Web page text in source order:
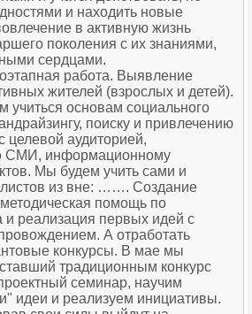
и находить новые
в активную жизнь
поколения с их знаниями,
сердцами.
работа. Выявление
жителей (взрослых и детей).
основам социального
поиску и привлечению
целевой аудиторией,
СМИ, информационному
Мы будем учить сами и
из вне: ……. Создание
помощь по
и реализация первых идей с
А отработать
конкурсы. В мае мы
традиционным конкурс
семинар, научим
идеи и реализуем инициативы.